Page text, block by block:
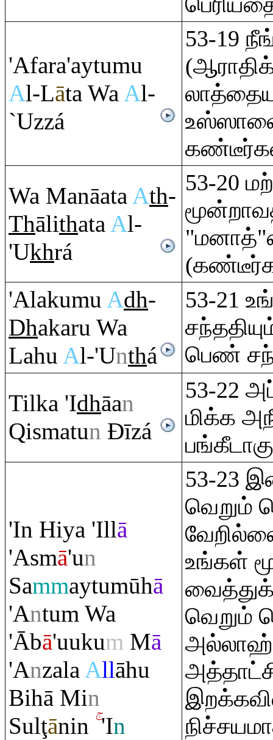
'Afara'aytumu
Al-Lāta WaAl-
`Uzzá
53-19
Wa ManāataAth-
ThālithataAl-
'Ukhrá
53-20
'Alakumu Adh-
Dhakaru Wa
Lahu Al-'Unthá
53-21
பெண்
Tilka 'Idhāan
Qismatun Đīzá
53-22
மிக்க
'In Hiya 'Illā
'Asmā'un
Sammaytumūhā
'Antum Wa
'Ābā'uukum Mā
'AnzalaAllāhu
Bihā Min
Sulţānin 'In
53-23
வெறும்
உங்கள்
வெறும்
அல்லாஹ்